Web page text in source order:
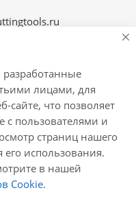
109, офис 604
Corp. - интернет-
инструмента
лицами, для
сайте, что позволяет
с пользователями и
страниц нашего
использования.
в нашей
Cookie.